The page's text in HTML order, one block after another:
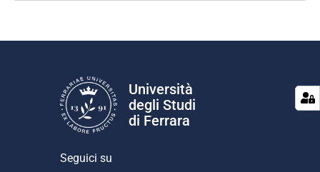
Università
degli Studi
di Ferrara
Seguici su